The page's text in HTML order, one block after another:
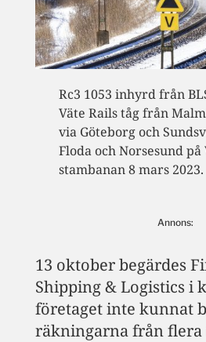
Rc3 1053 inhyrd från
Väte Rails tåg från
via Göteborg och
Floda och Norsesund på
stambanan 8 mars 2023.
Annons:
13 oktober begärdes
Shipping & Logistics i
företaget inte kunnat
räkningarna från